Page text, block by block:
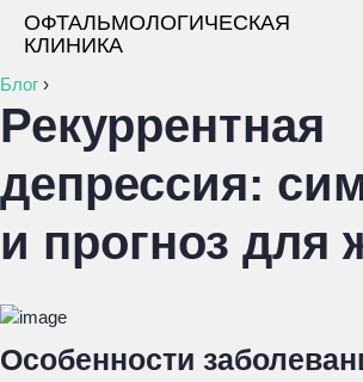
ОФТАЛЬМОЛОГИЧЕСКАЯ
КЛИНИКА
Блог ›
Рекуррентная
депрессия:
и прогноз для
Особенности